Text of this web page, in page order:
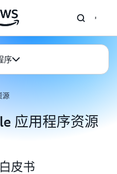
序
源
应用程序资源
皮书